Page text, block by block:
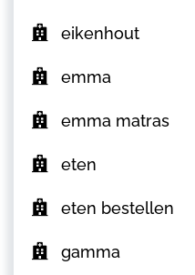
eikenhout
emma
emma matras
eten
eten bestellen
gamma